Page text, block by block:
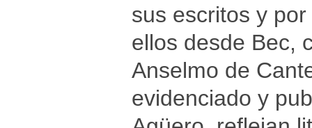
sus escritos y
ellos desde Bec,
Anselmo de
evidenciado y